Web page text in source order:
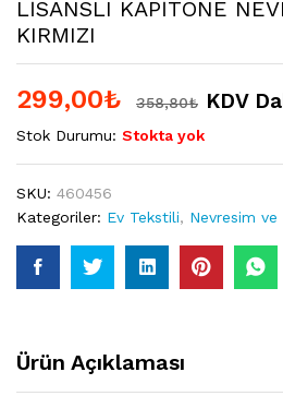
LİSANSLI KAPİTONE
KIRMIZI
299,00₺ 358,80₺ KDV
Stok Durumu: Stokta yok
SKU: 460456
Kategoriler: Ev Tekstili, Nevresim ve
Ürün Açıklaması